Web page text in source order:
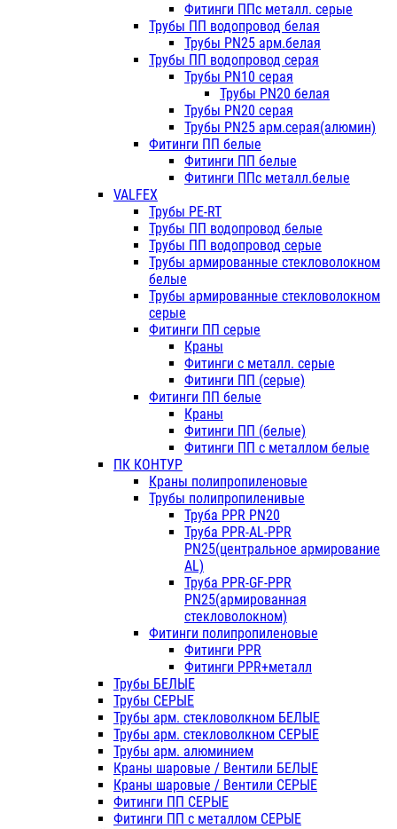
Фитинги ППс металл. серые
Трубы ПП водопровод белая
Трубы PN25 арм.белая
Трубы ПП водопровод серая
Трубы PN10 серая
Трубы PN20 белая
Трубы PN20 серая
Трубы PN25 арм.серая(алюмин)
Фитинги ПП белые
Фитинги ПП белые
Фитинги ППс металл.белые
VALFEX
Трубы PE-RT
Трубы ПП водопровод белые
Трубы ПП водопровод серые
Трубы армированные стекловолокном
белые
Трубы армированные стекловолокном
серые
Фитинги ПП серые
Краны
Фитинги с металл. серые
Фитинги ПП (серые)
Фитинги ПП белые
Краны
Фитинги ПП (белые)
Фитинги ПП с металлом белые
ПК КОНТУР
Краны полипропиленовые
Трубы полипропиленивые
Труба PPR PN20
Труба PPR-AL-PPR
PN25(центральное армирование
AL)
Труба PPR-GF-PPR
PN25(армированная
стекловолокном)
Фитинги полипропиленовые
Фитинги PPR
Фитинги PPR+металл
Трубы БЕЛЫЕ
Трубы СЕРЫЕ
Трубы арм. стекловолкном БЕЛЫЕ
Трубы арм. стекловолкном СЕРЫЕ
Трубы арм. алюминием
Краны шаровые / Вентили БЕЛЫЕ
Краны шаровые / Вентили СЕРЫЕ
Фитинги ПП СЕРЫЕ
Фитинги ПП с металлом СЕРЫЕ